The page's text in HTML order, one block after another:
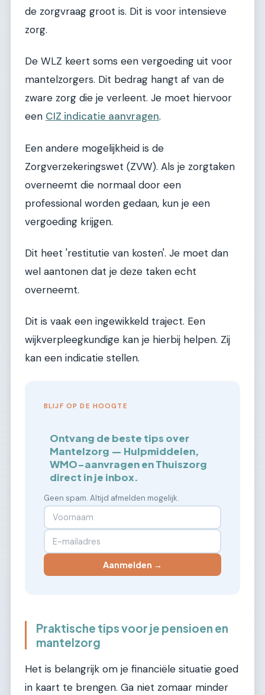
de zorgvraag groot is. Dit is voor intensieve
zorg.
De WLZ keert soms een vergoeding uit voor
mantelzorgers. Dit bedrag hangt af van de
zware zorg die je verleent. Je moet hiervoor
een CIZ indicatie aanvragen.
Een andere mogelijkheid is de
Zorgverzekeringswet (ZVW). Als je zorgtaken
overneemt die normaal door een
professional worden gedaan, kun je een
vergoeding krijgen.
Dit heet 'restitutie van kosten'. Je moet dan
wel aantonen dat je deze taken echt
overneemt.
Dit is vaak een ingewikkeld traject. Een
wijkverpleegkundige kan je hierbij helpen. Zij
kan een indicatie stellen.
BLIJF OP DE HOOGTE
Ontvang de beste tips over
Mantelzorg — Hulpmiddelen,
WMO-aanvragen en Thuiszorg
direct in je inbox.
Geen spam. Altijd afmelden mogelijk.
Aanmelden →
Praktische tips voor je pensioen en
mantelzorg
Het is belangrijk om je financiële situatie goed
in kaart te brengen. Ga niet zomaar minder